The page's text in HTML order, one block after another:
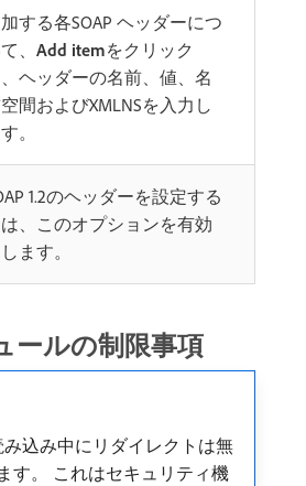
する各SOAP ヘッダーにつ
、 Add itemをクリック
、ヘッダーの名前、値、名
間およびXMLNSを入力し
。
1.2のヘッダーを設定する
、このオプションを有効
ます。
ールの制限事項
み込み中にリダイレクトは無
す。 これはセキュリティ機